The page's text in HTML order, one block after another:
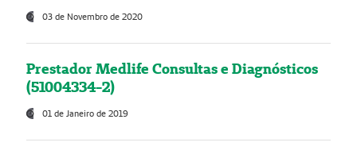
03 de Novembro de 2020
Prestador Medlife Consultas e Diagnósticos
(51004334-2)
01 de Janeiro de 2019